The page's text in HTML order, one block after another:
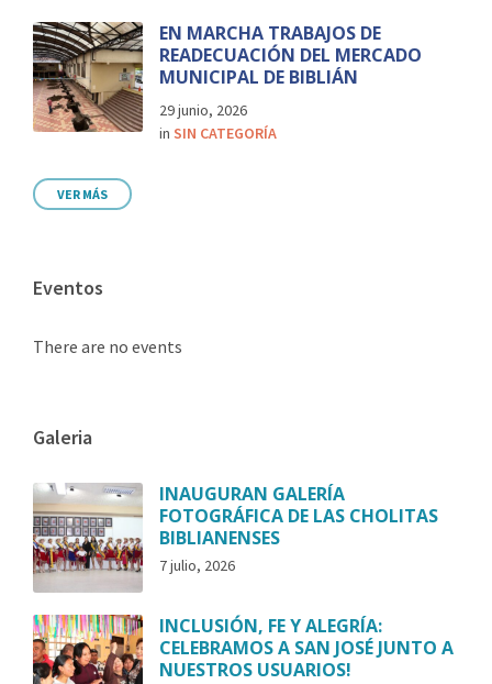
EN MARCHA TRABAJOS DE
READECUACIÓN DEL MERCADO
MUNICIPAL DE BIBLIÁN
29 junio, 2026
in SIN CATEGORÍA
VER MÁS
Eventos
There are no events
Galeria
INAUGURAN GALERÍA
FOTOGRÁFICA DE LAS CHOLITAS
BIBLIANENSES
7 julio, 2026
INCLUSIÓN, FE Y ALEGRÍA:
CELEBRAMOS A SAN JOSÉ JUNTO A
NUESTROS USUARIOS!